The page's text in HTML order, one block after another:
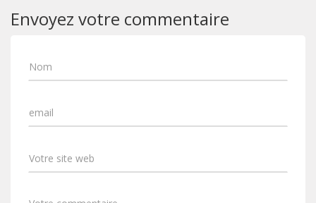
Envoyez votre commentaire